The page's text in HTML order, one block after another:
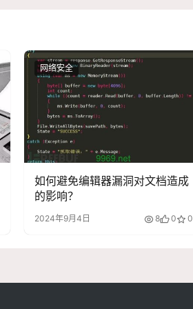
网络安全
如何避免编辑器漏洞对文档造成
的影响？
2024年9月4日 8 0 0